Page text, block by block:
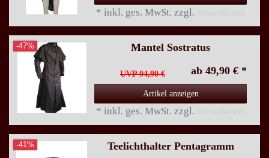
* inkl. ges. MwSt. zzgl.
-47% Mantel Sostratus
UVP 94,90 € ab 49,90 € *
Artikel anzeigen
* inkl. ges. MwSt. zzgl.
-41% Teelichthalter Pentagramm